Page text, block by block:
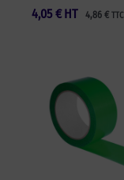
4,05 € 4,86 € TTC
HT